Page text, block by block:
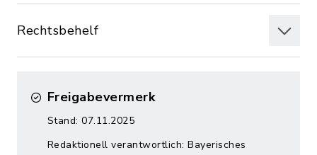
Rechtsbehelf
Freigabevermerk
Stand: 07.11.2025
Redaktionell verantwortlich: Bayerisches